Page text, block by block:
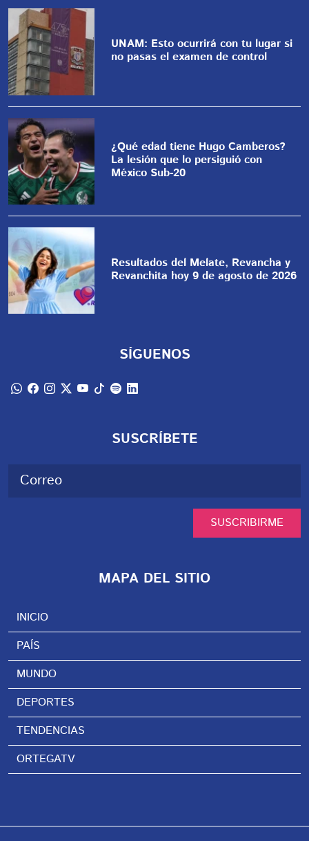
UNAM: Esto ocurrirá con tu lugar si
no pasas el examen de control
¿Qué edad tiene Hugo Camberos?
La lesión que lo persiguió con
México Sub-20
Resultados del Melate, Revancha y
Revanchita hoy 9 de agosto de 2026
SÍGUENOS
SUSCRÍBETE
SUSCRIBIRME
MAPA DEL SITIO
INICIO
PAÍS
MUNDO
DEPORTES
TENDENCIAS
ORTEGATV